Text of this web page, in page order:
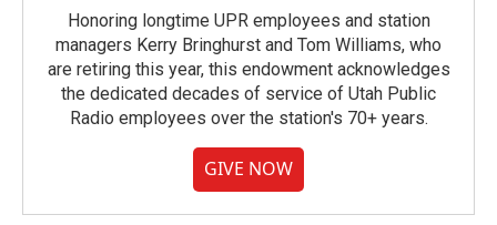
Honoring longtime UPR employees and station
managers Kerry Bringhurst and Tom Williams, who
are retiring this year, this endowment acknowledges
the dedicated decades of service of Utah Public
Radio employees over the station's 70+ years.
GIVE NOW